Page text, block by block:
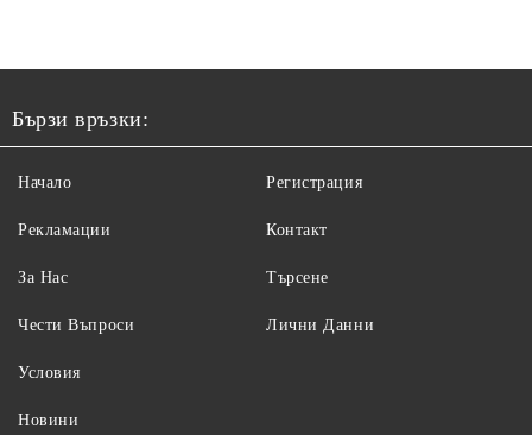
Бързи връзки:
Начало
Рекламации
За Нас
Чести Въпроси
Регистрация
Контакт
Търсене
Лични Данни
Условия
Новини